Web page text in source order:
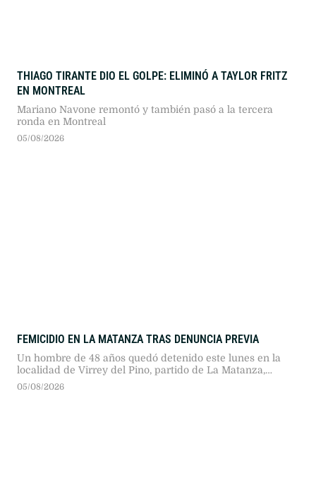
THIAGO TIRANTE DIO EL GOLPE: ELIMINÓ A TAYLOR FRITZ
EN MONTREAL
Mariano Navone remontó y también pasó a la tercera
ronda en Montreal
05/08/2026
FEMICIDIO EN LA MATANZA TRAS DENUNCIA PREVIA
Un hombre de 48 años quedó detenido este lunes en la
localidad de Virrey del Pino, partido de La Matanza,
acusado de asesinar a su expareja de 42 años, quien lo
05/08/2026